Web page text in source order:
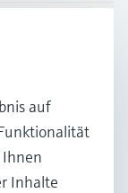
auf
Inhalte